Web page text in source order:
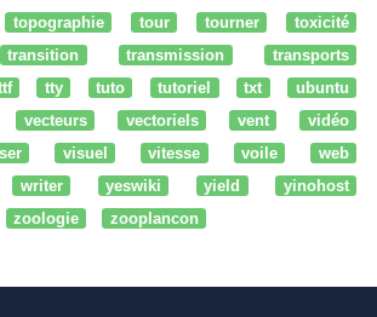
topographie tour tourner
toxicité
transition transmission
transports
tty tuto tutoriel txt
ubuntu
vecteurs vectoriels vent
vidéo
visuel vitesse voile
web
writer yeswiki yield
yinohost
zoologie zooplancon